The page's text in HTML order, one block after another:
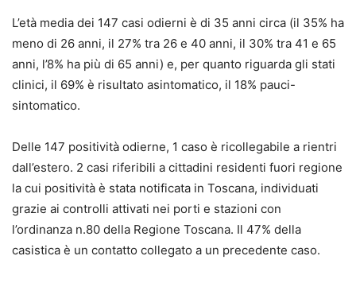
L’età media dei 147 casi odierni è di 35 anni circa (il 35% ha
meno di 26 anni, il 27% tra 26 e 40 anni, il 30% tra 41 e 65
anni, l’8% ha più di 65 anni) e, per quanto riguarda gli stati
clinici, il 69% è risultato asintomatico, il 18% pauci-
sintomatico.
Delle 147 positività odierne, 1 caso è ricollegabile a rientri
dall’estero. 2 casi riferibili a cittadini residenti fuori regione
la cui positività è stata notificata in Toscana, individuati
grazie ai controlli attivati nei porti e stazioni con
l’ordinanza n.80 della Regione Toscana. Il 47% della
casistica è un contatto collegato a un precedente caso.